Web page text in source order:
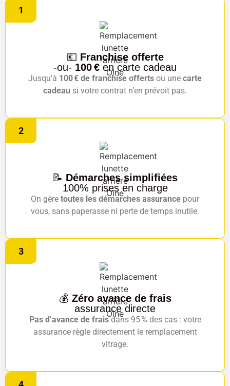
1
💶 Franchise offerte
-ou- 100 € en carte cadeau
Jusqu’à 100 € de franchise offerts ou une carte
cadeau si votre contrat n’en prévoit pas.
2
📝 Démarches simplifiées
100% prises en charge
On gère toutes les démarches assurance pour
vous, sans paperasse ni perte de temps inutile.
3
💰 Zéro avance de frais
assurance directe
Pas d’avance de fraisdans 95 % des cas : votre
assurance règle directement le remplacement
vitrage.